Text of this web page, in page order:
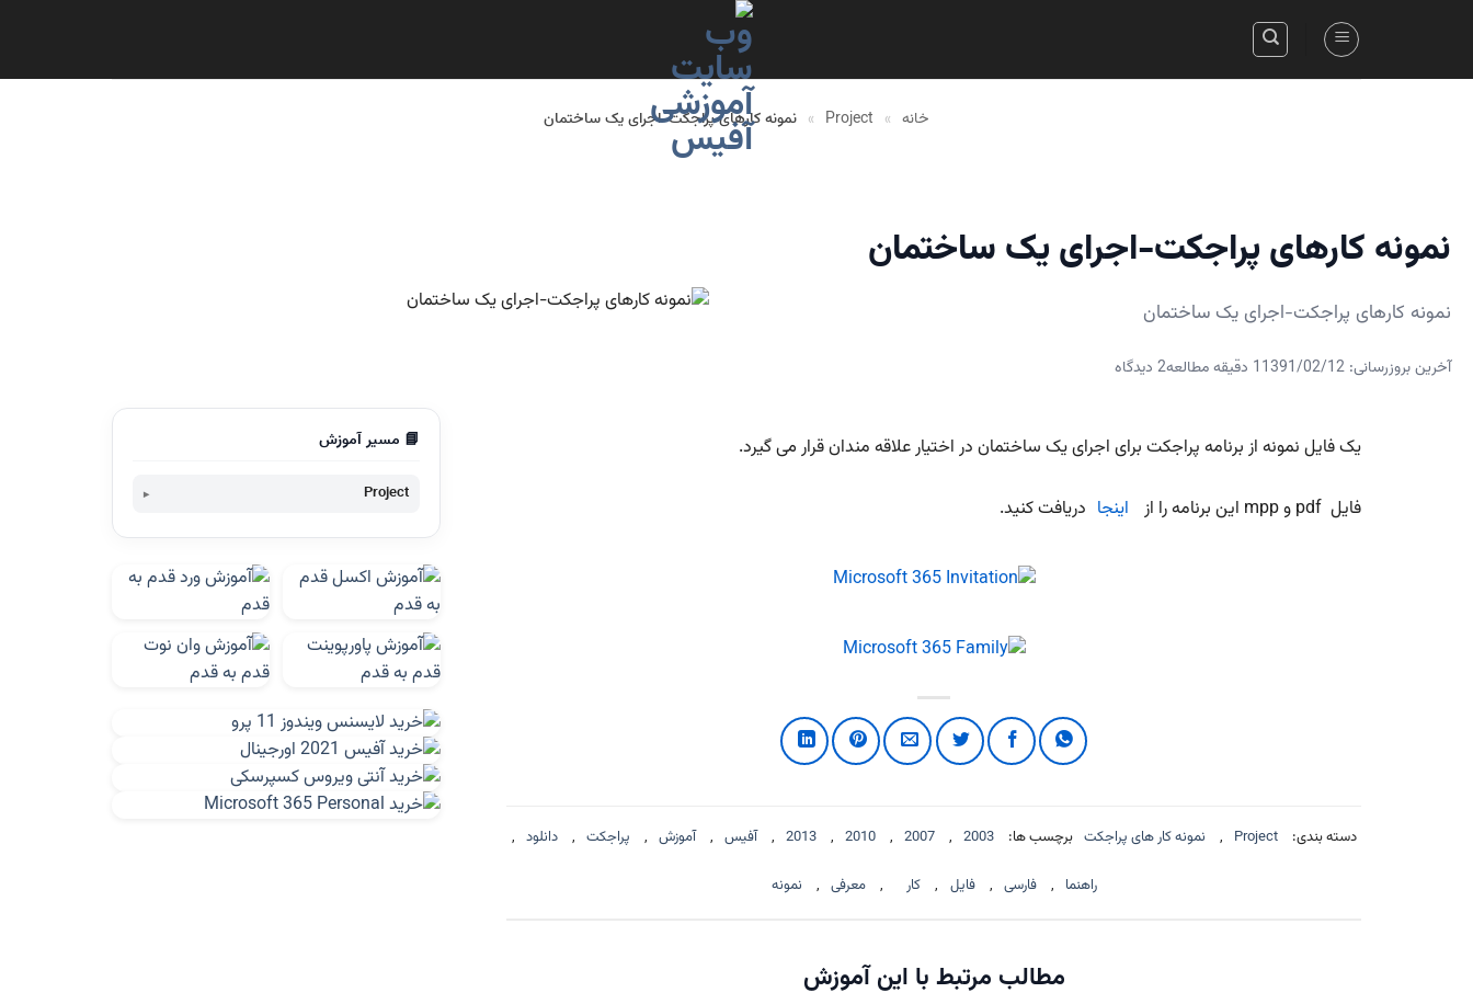
خانه »
Project
» نمونه کارهای پراجکت-اجرای یک ساختمان
نمونه کارهای پراجکت-اجرای یک ساختمان
نمونه کارهای پراجکت-اجرای یک ساختمان
آخرین بروزرسانی: 1391/02/12 1 دقیقه مطالعه 2 دیدگاه
یک فایل نمونه از برنامه پراجکت برای اجرای یک ساختمان در اختیار علاقه مندان قرار می گیرد.
فایل pdf و mpp این برنامه را از اینجا دریافت کنید.
دسته بندی: Project
, نمونه کار های پراجکت برچسب ها: 2003
,
2007
,
2010
,
2013
, آفیس , آموزش , پراجکت , دانلود ,
راهنما , فارسی , فایل , کار , معرفی , نمونه
مطالب مرتبط با این آموزش
📘 مسیر آموزش
Project
کنترل پروژه چیست؟
To Do List برای مدیران پروژه
راهنماي استفاده از نرم‌افزار Pixel
ویژگی های Project 2010
نمونه کارهای پراجکت-اجرای یک ساختمان
نمونه کارهای پراجکت-برنامه زمانبندی
ساختمان صنعتی( پست برق)
نمونه کارهای پراجکت-احداث آشپزخانه صنعتی
نمونه کارهای پراجکت-برنامه زمانبندی تکمیل